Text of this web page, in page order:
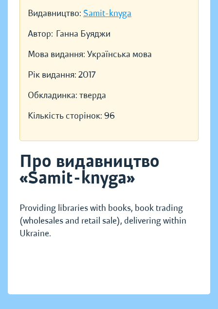
Видавництво: Samit-knyga
Автор: Ганна Буяджи
Мова видання: Українська мова
Рік видання: 2017
Обкладинка: тверда
Кількість сторінок: 96
Про видавництво
«Samit-knyga»
Providing libraries with books, book trading
(wholesales and retail sale), delivering within
Ukraine.